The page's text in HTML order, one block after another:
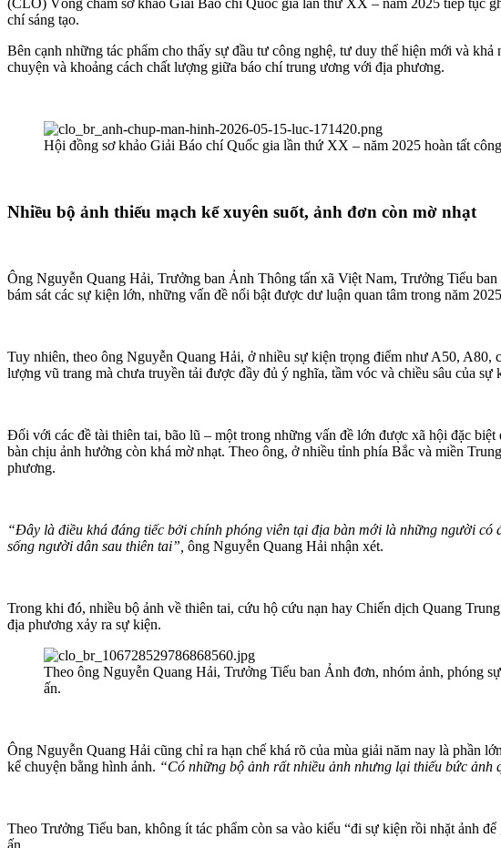
(CLO) Vòng chấm sơ khảo Giải Báo chí Quốc gia lần thứ XX – năm 2025 tiếp tục
chí sáng tạo.
Bên cạnh những tác phẩm cho thấy sự đầu tư công nghệ, tư duy thể hiện mới và
chuyện và khoảng cách chất lượng giữa báo chí trung ương với địa phương.
Hội đồng sơ khảo Giải Báo chí Quốc gia lần thứ XX – năm 2025 hoàn tất
Nhiều bộ ảnh thiếu mạch kể xuyên suốt, ảnh đơn còn mờ nhạt
Ông Nguyễn Quang Hải, Trưởng ban Ảnh Thông tấn xã Việt Nam, Trưởng Tiểu
bám sát các sự kiện lớn, những vấn đề nổi bật được dư luận quan tâm trong năm
Tuy nhiên, theo ông Nguyễn Quang Hải, ở nhiều sự kiện trọng điểm như A50, A80,
lượng vũ trang mà chưa truyền tải được đầy đủ ý nghĩa, tầm vóc và chiều sâu của sự
Đối với các đề tài thiên tai, bão lũ – một trong những vấn đề lớn được xã hội đặc
bàn chịu ảnh hưởng còn khá mờ nhạt. Theo ông, ở nhiều tỉnh phía Bắc và miền
phương.
“Đây là điều khá đáng tiếc bởi chính phóng viên tại địa bàn mới là những người
sống người dân sau thiên tai”, ông Nguyễn Quang Hải nhận xét.
Trong khi đó, nhiều bộ ảnh về thiên tai, cứu hộ cứu nạn hay Chiến dịch Quang
địa phương xảy ra sự kiện.
Theo ông Nguyễn Quang Hải, Trưởng Tiểu ban Ảnh đơn, nhóm ảnh, phóng
ấn.
Ông Nguyễn Quang Hải cũng chỉ ra hạn chế khá rõ của mùa giải năm nay là phần
kể chuyện bằng hình ảnh. “Có những bộ ảnh rất nhiều ảnh nhưng lại thiếu bức ảnh
Theo Trưởng Tiểu ban, không ít tác phẩm còn sa vào kiểu “đi sự kiện rồi nhặt ảnh
ấn.